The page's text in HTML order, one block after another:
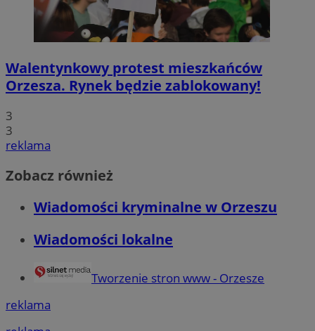
Walentynkowy protest mieszkańców
Orzesza. Rynek będzie zablokowany!
3
3
reklama
Zobacz również
Wiadomości kryminalne w Orzeszu
Wiadomości lokalne
Tworzenie stron www - Orzesze
reklama